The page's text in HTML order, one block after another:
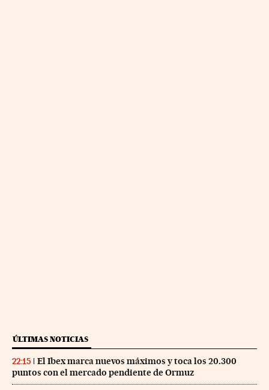
ÚLTIMAS NOTICIAS
22:15
El Ibex marca nuevos máximos y toca los 20.300
puntos con el mercado pendiente de Ormuz